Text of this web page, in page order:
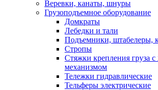
Веревки, канаты, шнуры
Грузоподъемное оборудование
Домкраты
Лебедки и тали
Подъемники, штабелеры,
Стропы
Стяжки крепления груза
механизмом
Тележки гидравлические
Тельферы электрические